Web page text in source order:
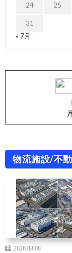
24 25
31
« 7月
物流施設/不
2026.08.08